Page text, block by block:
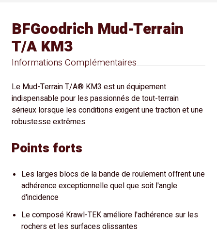
Informations Complémentaires
BFGoodrich Mud-Terrain
T/A KM3
Le Mud-Terrain T/A® KM3 est un équipement
indispensable pour les passionnés de tout-terrain
sérieux lorsque les conditions exigent une traction et une
robustesse extrêmes.
Points forts
Les larges blocs de la bande de roulement offrent une
adhérence exceptionnelle quel que soit l'angle
d'incidence
Le composé Krawl-TEK améliore l'adhérence sur les